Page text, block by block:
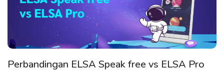
Perbandingan ELSA Speak free vs ELSA Pro